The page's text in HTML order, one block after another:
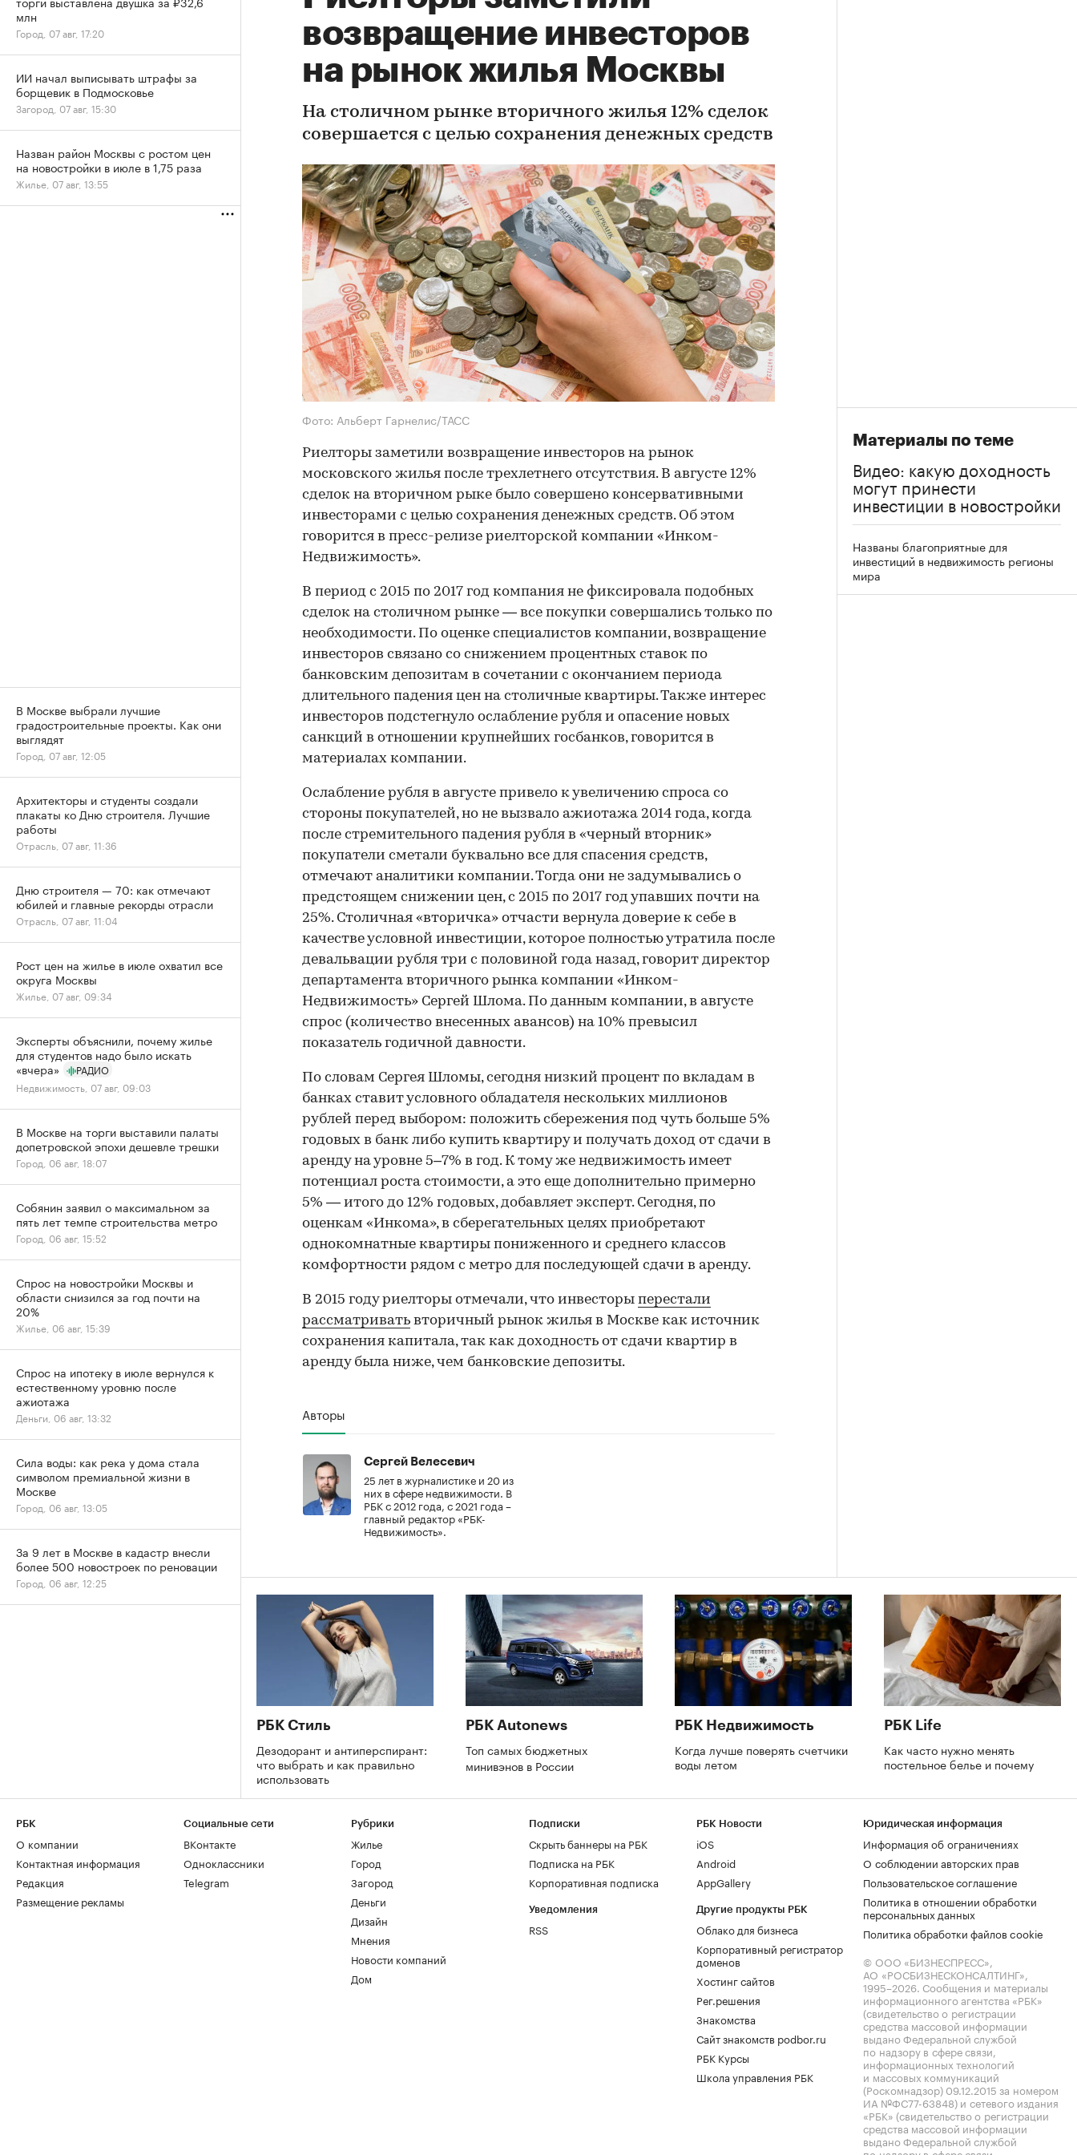
возвращение инвесторов
на рынок жилья Москвы
На столичном рынке вторичного жилья 12% сделок
совершается с целью сохранения денежных средств
Фото: Альберт Гарнелис/ТАСС
Риелторы заметили возвращение инвесторов на рынок
московского жилья после трехлетнего отсутствия. В августе 12%
сделок на вторичном рыке было совершено консервативными
инвесторами с целью сохранения денежных средств. Об этом
говорится в пресс-релизе риелторской компании «Инком-
Недвижимость».
В период с 2015 по 2017 год компания не фиксировала подобных
сделок на столичном рынке — все покупки совершались только по
необходимости. По оценке специалистов компании, возвращение
инвесторов связано со снижением процентных ставок по
банковским депозитам в сочетании с окончанием периода
длительного падения цен на столичные квартиры. Также интерес
инвесторов подстегнуло ослабление рубля и опасение новых
санкций в отношении крупнейших госбанков, говорится в
материалах компании.
Ослабление рубля в августе привело к увеличению спроса со
стороны покупателей, но не вызвало ажиотажа 2014 года, когда
после стремительного падения рубля в «черный вторник»
покупатели сметали буквально все для спасения средств,
отмечают аналитики компании. Тогда они не задумывались о
предстоящем снижении цен, с 2015 по 2017 год упавших почти на
25%. Столичная «вторичка» отчасти вернула доверие к себе в
качестве условной инвестиции, которое полностью утратила после
девальвации рубля три с половиной года назад, говорит директор
департамента вторичного рынка компании «Инком-
Недвижимость» Сергей Шлома. По данным компании, в августе
спрос (количество внесенных авансов) на 10% превысил
показатель годичной давности.
По словам Сергея Шломы, сегодня низкий процент по вкладам в
банках ставит условного обладателя нескольких миллионов
рублей перед выбором: положить сбережения под чуть больше 5%
годовых в банк либо купить квартиру и получать доход от сдачи в
аренду на уровне 5–7% в год. К тому же недвижимость имеет
потенциал роста стоимости, а это еще дополнительно примерно
5% — итого до 12% годовых, добавляет эксперт. Сегодня, по
оценкам «Инкома», в сберегательных целях приобретают
однокомнатные квартиры пониженного и среднего классов
комфортности рядом с метро для последующей сдачи в аренду.
В 2015 году риелторы отмечали, что инвесторы перестали
рассматривать вторичный рынок жилья в Москве как источник
сохранения капитала, так как доходность от сдачи квартир в
аренду была ниже, чем банковские депозиты.
Авторы
Сергей Велесевич
25 лет в журналистике и 20 из
них в сфере недвижимости. В
РБК с 2012 года, с 2021 года –
главный редактор «РБК-
Недвижимость».
Материалы по теме
Видео: какую доходность
могут принести
инвестиции в новостройки
Названы благоприятные для
инвестиций в недвижимость регионы
мира
РБК Стиль
Дезодорант и антиперспирант:
что выбрать и как правильно
использовать
РБК Autonews
Топ самых бюджетных
минивэнов в России
РБК Недвижимость
Когда лучше поверять счетчики
воды летом
РБК Life
Как часто нужно менять
постельное белье и почему
млн
Город, 07 авг, 17:20
ИИ начал выписывать штрафы за
борщевик в Подмосковье
Загород, 07 авг, 15:30
Назван район Москвы с ростом цен
на новостройки в июле в 1,75 раза
Жилье, 07 авг, 13:55
В Москве выбрали лучшие
градостроительные проекты. Как они
выглядят
Город, 07 авг, 12:05
Архитекторы и студенты создали
плакаты ко Дню строителя. Лучшие
работы
Отрасль, 07 авг, 11:36
Дню строителя — 70: как отмечают
юбилей и главные рекорды отрасли
Отрасль, 07 авг, 11:04
Рост цен на жилье в июле охватил все
округа Москвы
Жилье, 07 авг, 09:34
Эксперты объяснили, почему жилье
для студентов надо было искать
«вчера»
РАДИО
Недвижимость, 07 авг, 09:03
В Москве на торги выставили палаты
допетровской эпохи дешевле трешки
Город, 06 авг, 18:07
Собянин заявил о максимальном за
пять лет темпе строительства метро
Город, 06 авг, 15:52
Спрос на новостройки Москвы и
области снизился за год почти на
20%
Жилье, 06 авг, 15:39
Спрос на ипотеку в июле вернулся к
естественному уровню после
ажиотажа
Деньги, 06 авг, 13:32
Сила воды: как река у дома стала
символом премиальной жизни в
Москве
Город, 06 авг, 13:05
За 9 лет в Москве в кадастр внесли
более 500 новостроек по реновации
Город, 06 авг, 12:25
РБК
О компании
Контактная информация
Редакция
Размещение рекламы
Социальные сети
ВКонтакте
Одноклассники
Telegram
Рубрики
Жилье
Город
Загород
Деньги
Дизайн
Мнения
Новости компаний
Дом
Подписки
Скрыть баннеры на РБК
Подписка на РБК
Корпоративная подписка
Уведомления
RSS
РБК Новости
iOS
Android
AppGallery
Другие продукты РБК
Облако для бизнеса
Корпоративный регистратор
доменов
Хостинг сайтов
Рег.решения
Знакомства
Сайт знакомств podbor.ru
РБК Курсы
Школа управления РБК
Юридическая информация
Информация об ограничениях
О соблюдении авторских прав
Пользовательское соглашение
Политика в отношении обработки
персональных данных
Политика обработки файлов cookie
© ООО «БИЗНЕСПРЕСС»,
АО «РОСБИЗНЕСКОНСАЛТИНГ»,
1995–2026. Сообщения и материалы
информационного агентства «РБК»
(свидетельство о регистрации
средства массовой информации
выдано Федеральной службой
по надзору в сфере связи,
информационных технологий
и массовых коммуникаций
(Роскомнадзор) 09.12.2015 за номером
ИА №ФС77-63848) и сетевого издания
«РБК» (свидетельство о регистрации
средства массовой информации
выдано Федеральной службой